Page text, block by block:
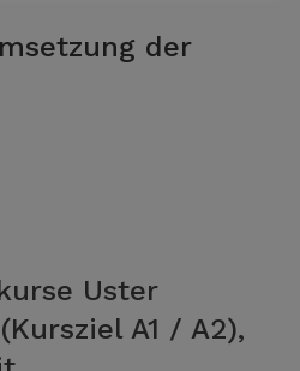
der
Uster
A1 / A2),